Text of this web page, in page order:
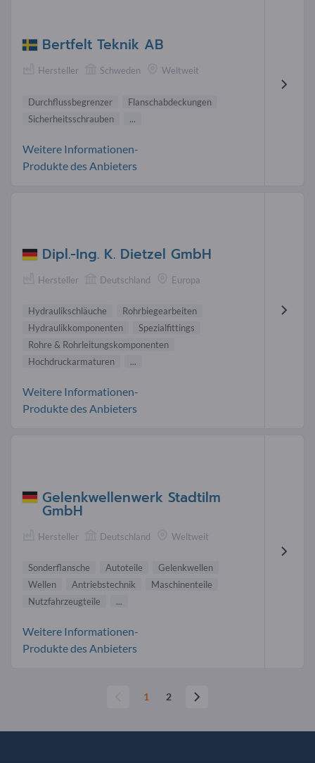
Bertfelt Teknik AB
Hersteller Schweden Weltweit
Durchflussbegrenzer
Flanschabdeckungen
Sicherheitsschrauben
...
Weitere Informationen-
Produkte des Anbieters
Dipl.-Ing. K. Dietzel GmbH
Hersteller Deutschland Europa
Hydraulikschläuche
Rohrbiegearbeiten
Hydraulikkomponenten
Spezialfittings
Rohre & Rohrleitungskomponenten
Hochdruckarmaturen
...
Weitere Informationen-
Produkte des Anbieters
Gelenkwellenwerk Stadtilm
GmbH
Hersteller Deutschland Weltweit
Sonderflansche Autoteile
Gelenkwellen
Wellen
Antriebstechnik
Maschinenteile
Nutzfahrzeugteile
...
Weitere Informationen-
Produkte des Anbieters
1 2